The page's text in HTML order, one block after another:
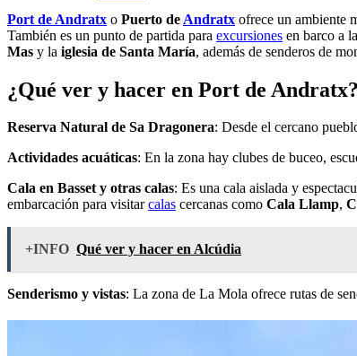
Port de Andratx o Puerto de Andratx ofrece un ambiente
También es un punto de partida para excursiones en barco a
Mas y la iglesia de Santa María, además de senderos de
¿Qué ver y hacer en Port de
Reserva Natural de Sa Dragonera: Desde el cercano
Actividades acuáticas: En la zona hay clubes de buceo,
Cala en Basset y otras calas: Es una cala aislada y
embarcación para visitarcalas cercanas como Cala Llamp,
+INFO Qué ver y hacer en Alcúdia
Senderismo y vistas: La zona de La Mola ofrece rutas de